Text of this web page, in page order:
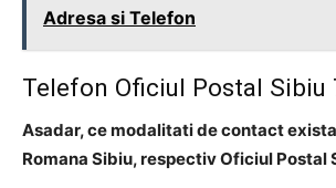
Adresa si Telefon
Telefon Oficiul Postal Sibiu
Asadar, ce modalitati de contact
Romana Sibiu, respectiv Oficiul Postal